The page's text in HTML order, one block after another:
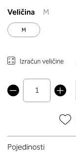
Veličina M
M
Izračun veličine
Pojedinosti